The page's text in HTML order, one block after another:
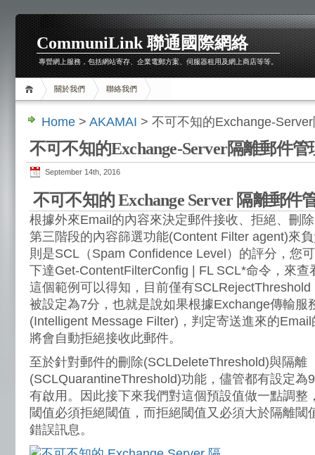
CommuniLink 聯通國際網絡
專營網上服務，包括網站寄存、企業電郵方案、伺服器租用及網上商店等等。
關於我們 聯絡我們
Home > AKAMAI > 不可不知的Exchange-
不可不知的Exchange-Server隔離郵件管
September 14th, 2016
不可不知的 Exchange Server 隔離郵件
根據外來Email的內容來決定郵件接收、拒絕、刪
第三階段的內容篩選功能(Content Filter agent)來
則是SCL（Spam Confidence Level）的評分，您
下達Get-ContentFilterConfig | FL SCL*命令，來
這個範例可以得知，目前僅有
被設定為7分，也就是說如果根據Exchange傳輸服
(Intelligent Message Filter)，判定寄送進來的
將會自動拒絕接收此郵件。
至於針對郵件的刪除(SCLDeleteThreshold)與隔離
(SCLQuarantineThreshold)功能，儘管都有設定為
有啟用。因此接下來我們對這個預設值做一點調整
閾值必須拒絕閾值，而拒絕閾值又必須大於隔離閾
錯誤訊息。